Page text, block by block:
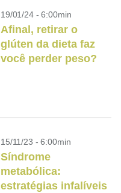
19/01/24 - 6:00min
Afinal, retirar o
glúten da dieta faz
você perder peso?
15/11/23 - 6:00min
Síndrome
metabólica:
estratégias infalíveis